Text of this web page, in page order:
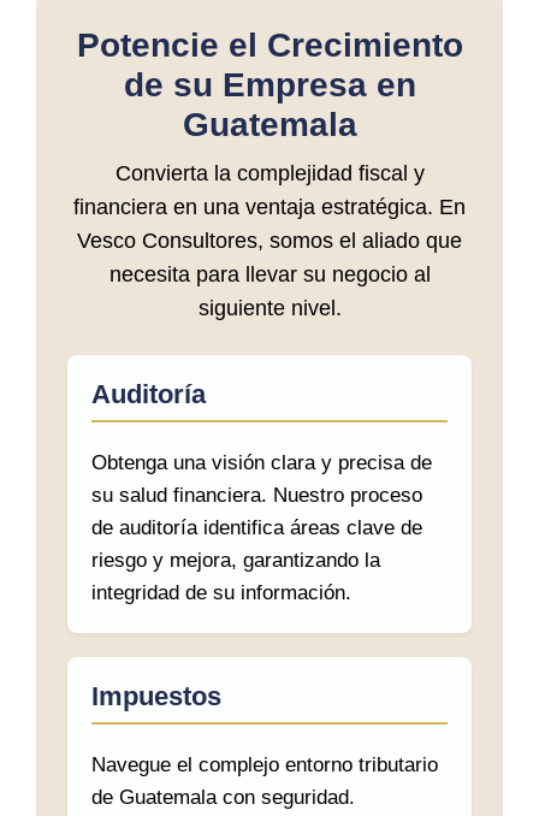
Potencie el Crecimiento
de su Empresa en
Guatemala
Convierta la complejidad fiscal y
financiera en una ventaja estratégica. En
Vesco Consultores, somos el aliado que
necesita para llevar su negocio al
siguiente nivel.
Auditoría
Obtenga una visión clara y precisa de
su salud financiera. Nuestro proceso
de auditoría identifica áreas clave de
riesgo y mejora, garantizando la
integridad de su información.
Impuestos
Navegue el complejo entorno tributario
de Guatemala con seguridad.